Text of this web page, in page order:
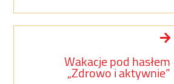
Wakacje pod hasłem
„Zdrowo i aktywnie”